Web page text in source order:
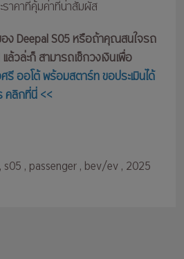
ราคาที่คุ้มค่าที่น่าสัมผัส
อง Deepal S05 หรือถ้าคุณสนใจรถ
ล้วล่ะก็ สามารถเช็กวงเงินเพื่อ
รี ออโต้ พร้อมสตาร์ท ขอประเมินได้
คลิกที่นี่ <<
, s05 , passenger, bev/ev, 2025